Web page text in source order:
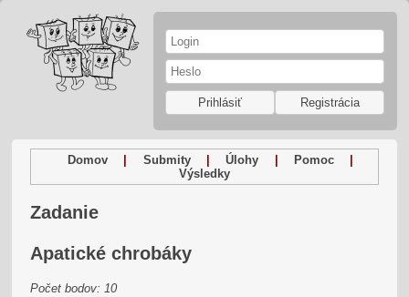
Prihlásiť Registrácia
Domov | Submity | Úlohy | Pomoc
|
Výsledky
Zadanie
Apatické chrobáky
Počet bodov: 10